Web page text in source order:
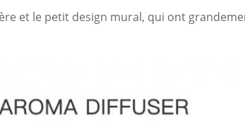
et le petit design mural, qui ont